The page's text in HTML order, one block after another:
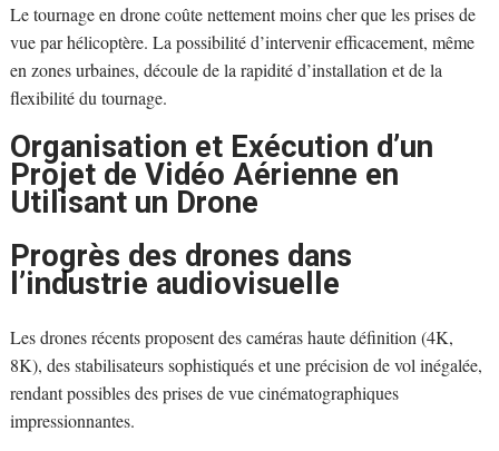
Le tournage en drone coûte nettement moins cher que les prises de
vue par hélicoptère. La possibilité d’intervenir efficacement, même
en zones urbaines, découle de la rapidité d’installation et de la
flexibilité du tournage.
Organisation et Exécution d’un
Projet de Vidéo Aérienne en
Utilisant un Drone
Progrès des drones dans
l’industrie audiovisuelle
Les drones récents proposent des caméras haute définition (4K,
8K), des stabilisateurs sophistiqués et une précision de vol inégalée,
rendant possibles des prises de vue cinématographiques
impressionnantes.